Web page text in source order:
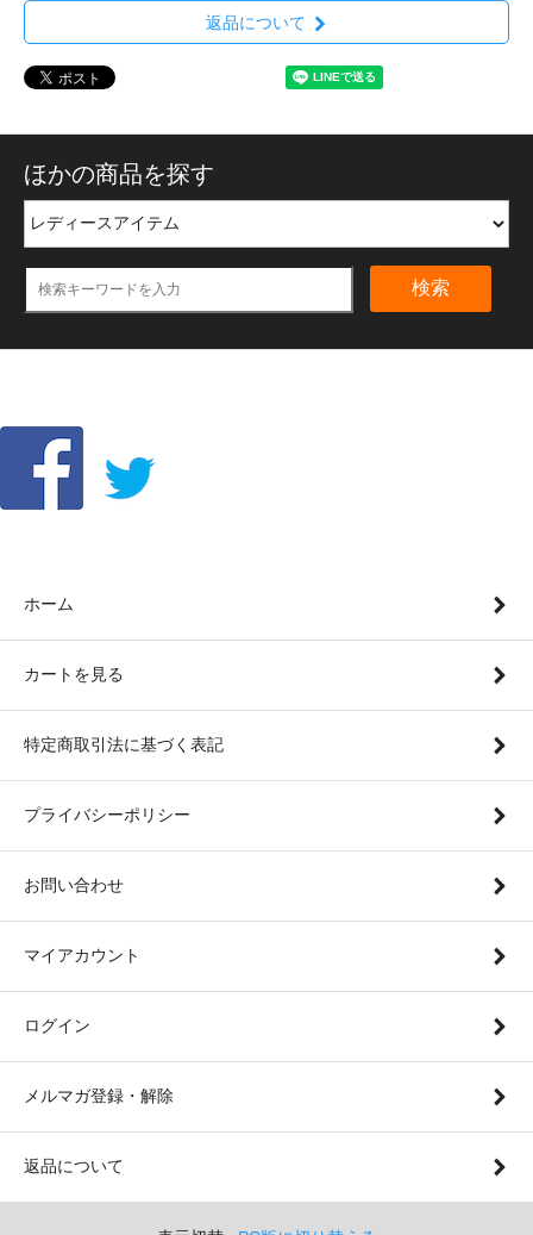
返品について
ほかの商品を探す
検索
ホーム
カートを見る
特定商取引法に基づく表記
プライバシーポリシー
お問い合わせ
マイアカウント
ログイン
メルマガ登録・解除
返品について